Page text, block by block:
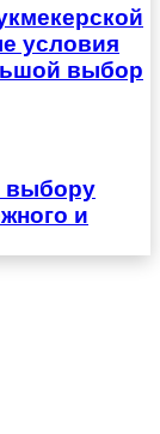
условия
выбор
выбору
и